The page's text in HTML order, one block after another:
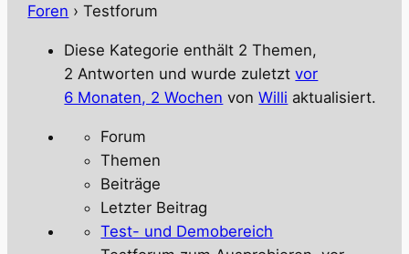
Foren › Testforum
Diese Kategorie enthält 2 Themen,
2 Antworten und wurde zuletztvor
6 Monaten, 2 Wochen vonWilli aktualisiert.
Forum
Themen
Beiträge
Letzter Beitrag
Test- und Demobereich